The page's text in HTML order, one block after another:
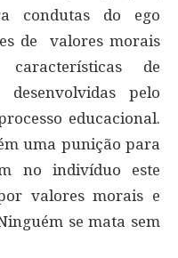
condutas do ego
de valores morais
de
pelo
educacional.
uma punição para
no indivíduo este
valores morais e
se mata sem